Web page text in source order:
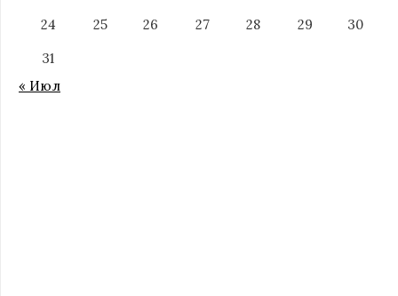
24
25 26 27 28 29
30
31
« Июл